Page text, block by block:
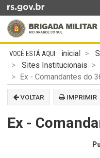
para
conteúdo
para
menu
Início
conteúdo
inicial
Sites Institucionais
Ex - Comandantes do
VOLTAR IMPRIMIR
Ex -